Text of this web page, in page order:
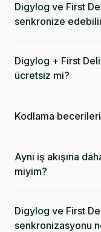
Digylog ve First
senkronize
Digylog + First
ücretsiz mi?
Kodlama
Aynı iş akışına
miyim?
Digylog ve First
senkronizasyonu